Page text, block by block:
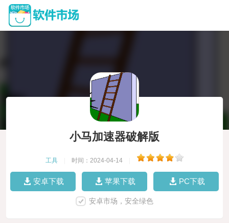
小马加速器破解版
工具 时间：2024-04-14
安卓下载 苹果下载 PC下载
安卓市场，安全绿色